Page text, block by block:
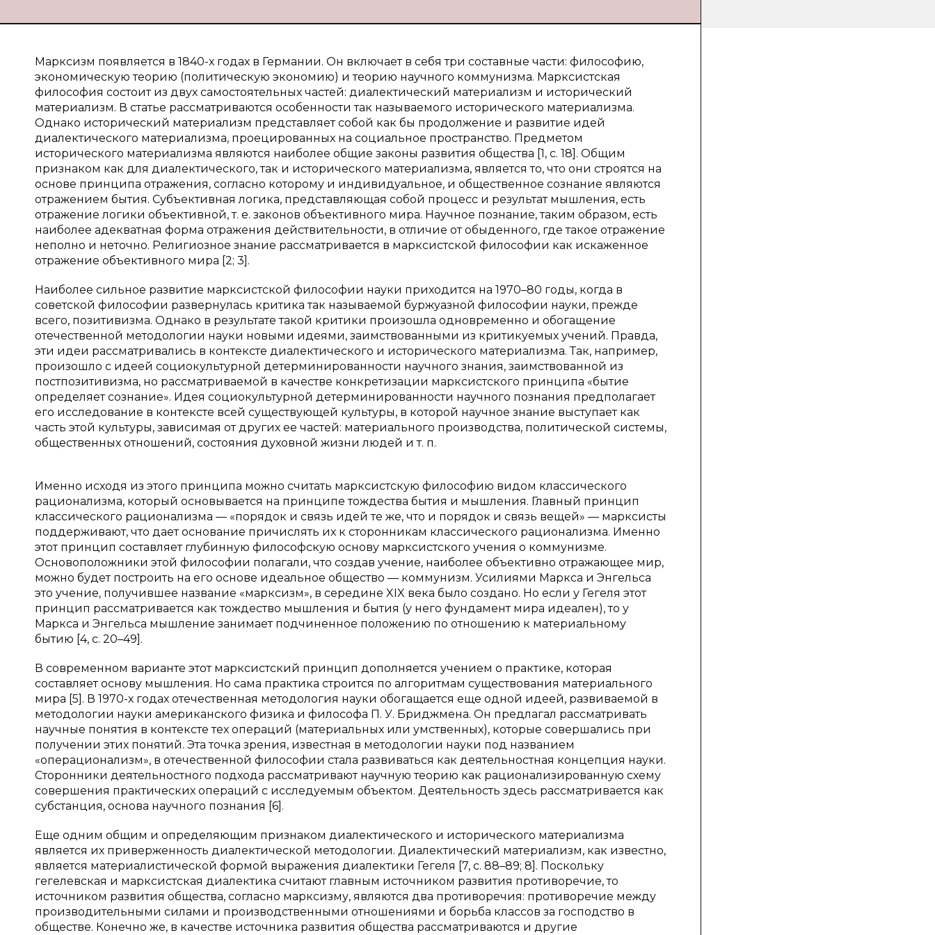
Марксизм появляется в 1840-х годах в Германии. Он включает в себя три составные части: философию,
экономическую теорию (политическую экономию) и теорию научного коммунизма. Марксистская
философия состоит из двух самостоятельных частей: диалектический материализм и исторический
материализм. В статье рассматриваются особенности так называемого исторического материализма.
Однако исторический материализм представляет собой как бы продолжение и развитие идей
диалектического материализма, проецированных на социальное пространство. Предметом
исторического материализма являются наиболее общие законы развития общества [1, с. 18]. Общим
признаком как для диалектического, так и исторического материализма, является то, что они строятся на
основе принципа отражения, согласно которому и индивидуальное, и общественное сознание являются
отражением бытия. Субъективная логика, представляющая собой процесс и результат мышления, есть
отражение логики объективной, т. е. законов объективного мира. Научное познание, таким образом, есть
наиболее адекватная форма отражения действительности, в отличие от обыденного, где такое отражение
неполно и неточно. Религиозное знание рассматривается в марксистской философии как искаженное
отражение объективного мира [2; 3].
Наиболее сильное развитие марксистской философии науки приходится на 1970–80 годы, когда в
советской философии развернулась критика так называемой буржуазной философии науки, прежде
всего, позитивизма. Однако в результате такой критики произошла одновременно и обогащение
отечественной методологии науки новыми идеями, заимствованными из критикуемых учений. Правда,
эти идеи рассматривались в контексте диалектического и исторического материализма. Так, например,
произошло с идеей социокультурной детерминированности научного знания, заимствованной из
постпозитивизма, но рассматриваемой в качестве конкретизации марксистского принципа «бытие
определяет сознание». Идея социокультурной детерминированности научного познания предполагает
его исследование в контексте всей существующей культуры, в которой научное знание выступает как
часть этой культуры, зависимая от других ее частей: материального производства, политической системы,
общественных отношений, состояния духовной жизни людей и т. п.
Именно исходя из этого принципа можно считать марксистскую философию видом классического
рационализма, который основывается на принципе тождества бытия и мышления. Главный принцип
классического рационализма — «порядок и связь идей те же, что и порядок и связь вещей» — марксисты
поддерживают, что дает основание причислять их к сторонникам классического рационализма. Именно
этот принцип составляет глубинную философскую основу марксистского учения о коммунизме.
Основоположники этой философии полагали, что создав учение, наиболее объективно отражающее мир,
можно будет построить на его основе идеальное общество — коммунизм. Усилиями Маркса и Энгельса
это учение, получившее название «марксизм», в середине XIX века было создано. Но если у Гегеля этот
принцип рассматривается как тождество мышления и бытия (у него фундамент мира идеален), то у
Маркса и Энгельса мышление занимает подчиненное положению по отношению к материальному
бытию [4, с. 20–49].
В современном варианте этот марксистский принцип дополняется учением о практике, которая
составляет основу мышления. Но сама практика строится по алгоритмам существования материального
мира [5]. В 1970-х годах отечественная методология науки обогащается еще одной идеей, развиваемой в
методологии науки американского физика и философа П. У. Бриджмена. Он предлагал рассматривать
научные понятия в контексте тех операций (материальных или умственных), которые совершались при
получении этих понятий. Эта точка зрения, известная в методологии науки под названием
«операционализм», в отечественной философии стала развиваться как деятельностная концепция науки.
Сторонники деятельностного подхода рассматривают научную теорию как рационализированную схему
совершения практических операций с исследуемым объектом. Деятельность здесь рассматривается как
субстанция, основа научного познания [6].
Еще одним общим и определяющим признаком диалектического и исторического материализма
является их приверженность диалектической методологии. Диалектический материализм, как известно,
является материалистической формой выражения диалектики Гегеля [7, с. 88–89; 8]. Поскольку
гегелевская и марксистская диалектика считают главным источником развития противоречие, то
источником развития общества, согласно марксизму, являются два противоречия: противоречие между
производительными силами и производственными отношениями и борьба классов за господство в
обществе. Конечно же, в качестве источника развития общества рассматриваются и другие